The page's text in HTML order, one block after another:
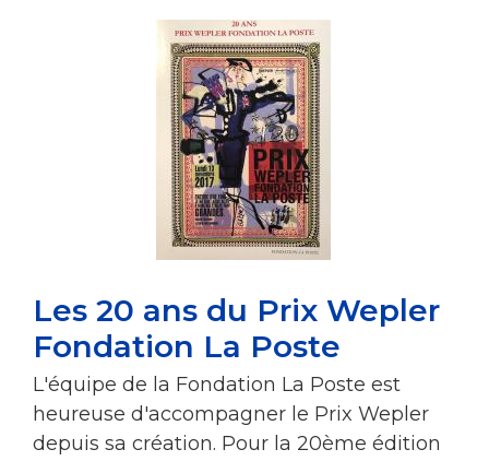
Les 20 ans du Prix Wepler
Fondation La Poste
L'équipe de la Fondation La Poste est
heureuse d'accompagner le Prix Wepler
depuis sa création. Pour la 20ème édition